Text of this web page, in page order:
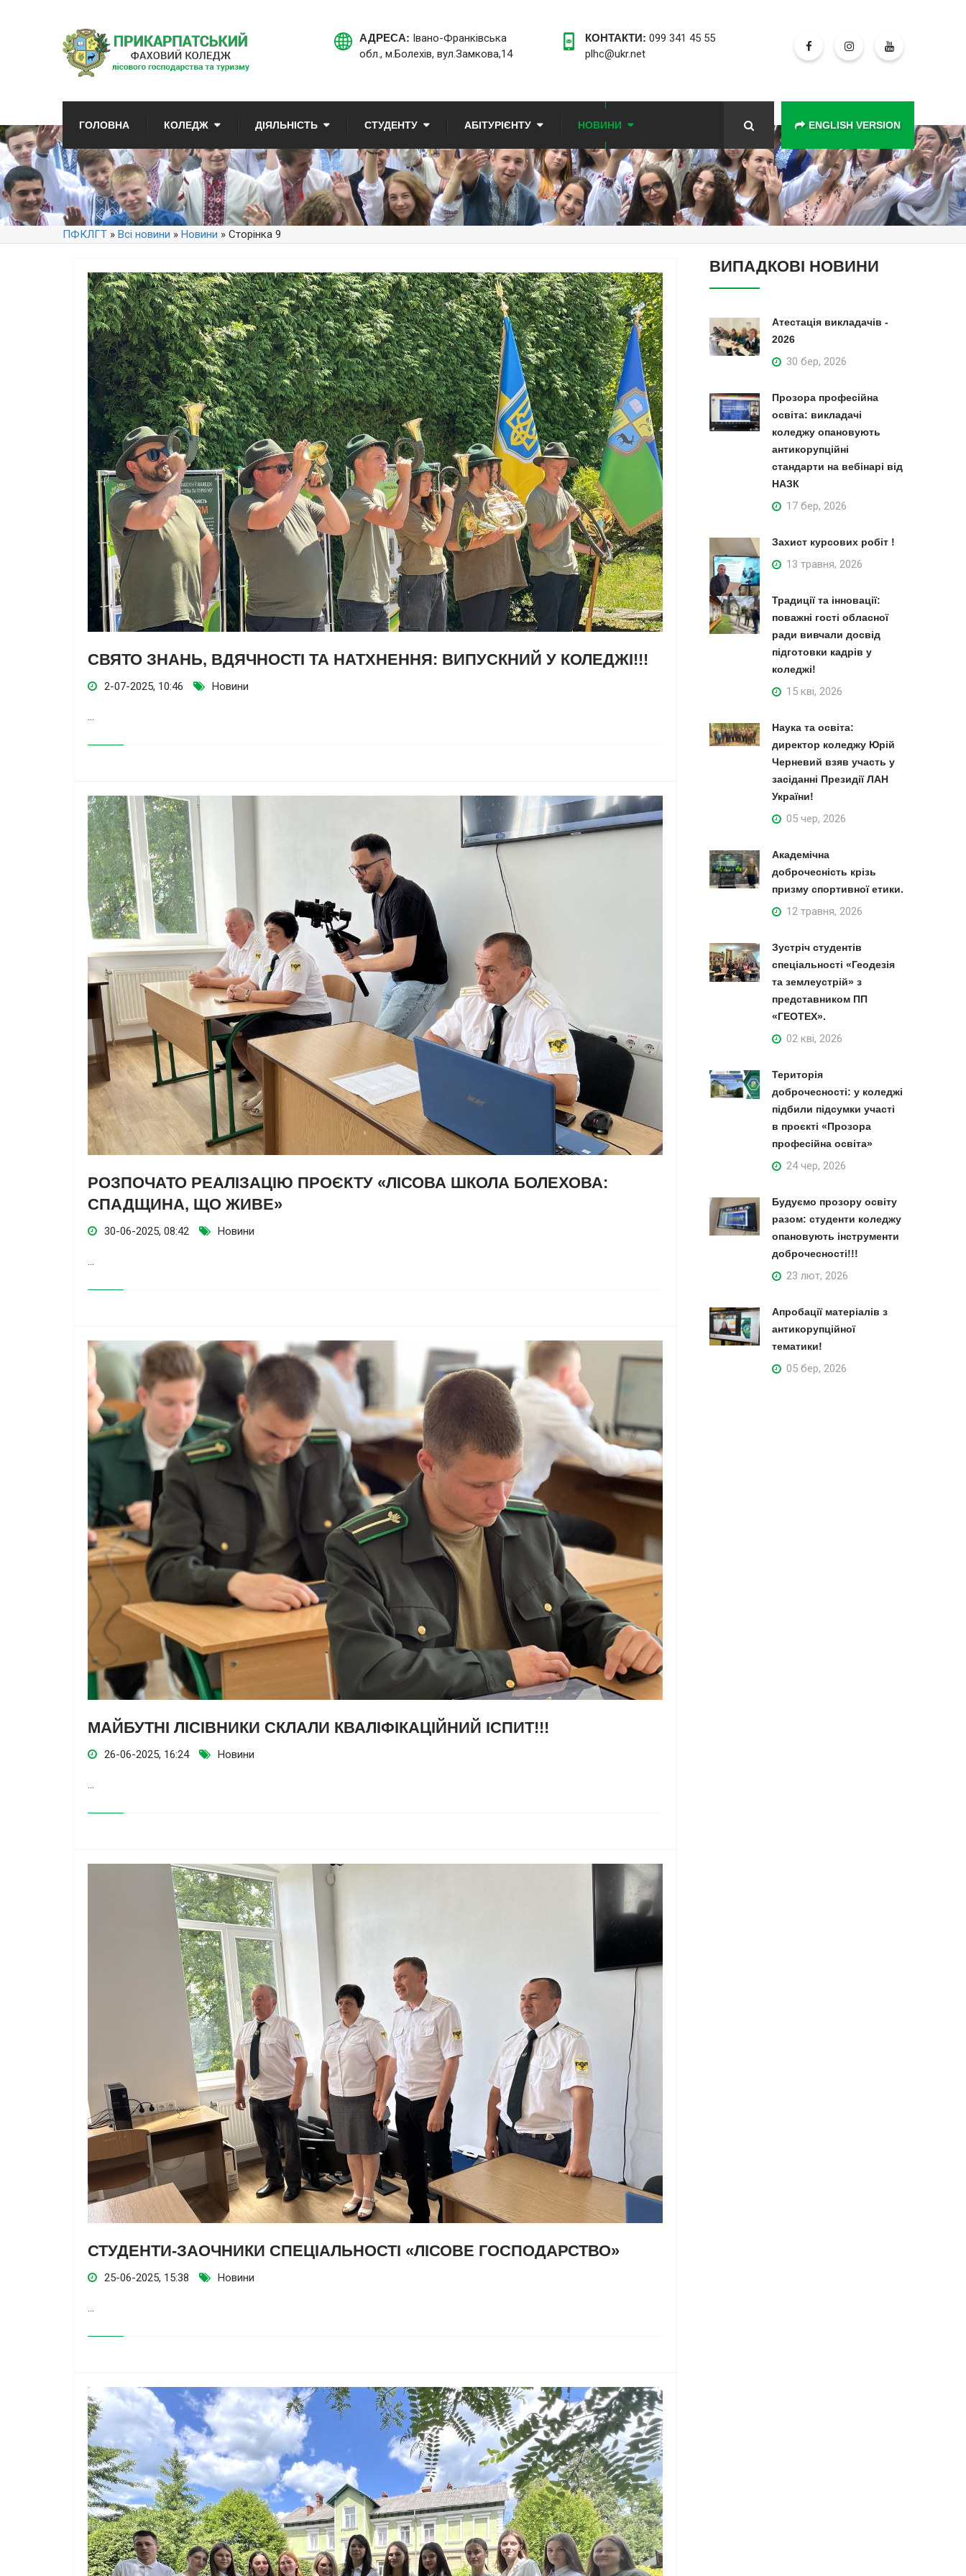
АДРЕСА: Івано-Франківська
обл., м.Болехів, вул.Замкова,14
КОНТАКТИ: 099 341 45 55
plhc@ukr.net
ГОЛОВНА КОЛЕДЖ ДІЯЛЬНІСТЬ СТУДЕНТУ АБІТУРІЄНТУ НОВИНИ ENGLISH VERSION
ПФКЛГТ » Всі новини » Новини » Сторінка 9
СВЯТО ЗНАНЬ, ВДЯЧНОСТІ ТА НАТХНЕННЯ: ВИПУСКНИЙ У КОЛЕДЖІ!!!
2-07-2025, 10:46 Новини
...
РОЗПОЧАТО РЕАЛІЗАЦІЮ ПРОЄКТУ «ЛІСОВА ШКОЛА БОЛЕХОВА:
СПАДЩИНА, ЩО ЖИВЕ»
30-06-2025, 08:42 Новини
...
МАЙБУТНІ ЛІСІВНИКИ СКЛАЛИ КВАЛІФІКАЦІЙНИЙ ІСПИТ!!!
26-06-2025, 16:24 Новини
...
СТУДЕНТИ-ЗАОЧНИКИ СПЕЦІАЛЬНОСТІ «ЛІСОВЕ ГОСПОДАРСТВО»
25-06-2025, 15:38 Новини
...
ВИПАДКОВІ НОВИНИ
Атестація викладачів -
2026
30 бер, 2026
Прозора професійна
освіта: викладачі
коледжу опановують
антикорупційні
стандарти на вебінарі від
НАЗК
17 бер, 2026
Захист курсових робіт !
13 травня, 2026
Традиції та інновації:
поважні гості обласної
ради вивчали досвід
підготовки кадрів у
коледжі!
15 кві, 2026
Наука та освіта:
директор коледжу Юрій
Черневий взяв участь у
засіданні Президії ЛАН
України!
05 чер, 2026
Академічна
доброчесність крізь
призму спортивної етики.
12 травня, 2026
Зустріч студентів
спеціальності «Геодезія
та землеустрій» з
представником ПП
«ГЕОТЕХ».
02 кві, 2026
Територія
доброчесності: у коледжі
підбили підсумки участі
в проєкті «Прозора
професійна освіта»
24 чер, 2026
Будуємо прозору освіту
разом: студенти коледжу
опановують інструменти
доброчесності!!!
23 лют, 2026
Апробації матеріалів з
антикорупційної
тематики!
05 бер, 2026